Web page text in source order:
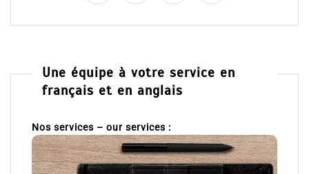
Une équipe à votre service en
français et en anglais
Nos services – our services :